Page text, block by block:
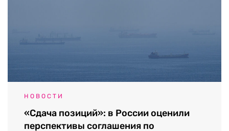
НОВОСТИ
«Сдача позиций»: в России оценили
перспективы соглашения по